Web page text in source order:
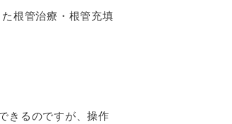
根管治療・根管充填
きるのですが、操作